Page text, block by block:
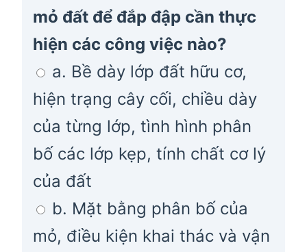
mỏ đất để đắp đập cần thực
hiện các công việc nào?
a. Bề dày lớp đất hữu cơ,
hiện trạng cây cối, chiều dày
của từng lớp, tình hình phân
bố các lớp kẹp, tính chất cơ lý
của đất
b. Mặt bằng phân bố của
mỏ, điều kiện khai thác và vận